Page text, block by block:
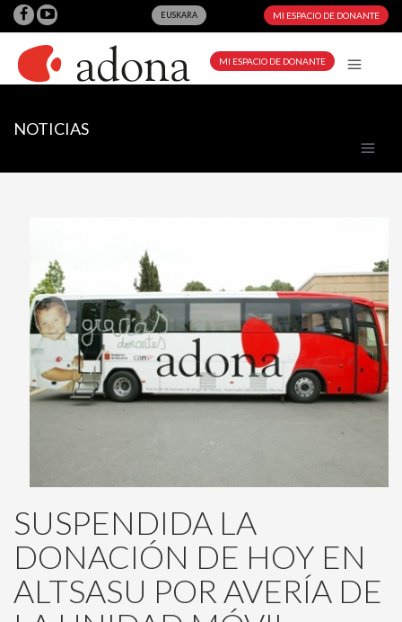
EUSKARA MI ESPACIO DE DONANTE
MI ESPACIO DE DONANTE
NOTICIAS
SUSPENDIDA LA
DONACIÓN DE HOY EN
ALTSASU POR AVERÍA DE